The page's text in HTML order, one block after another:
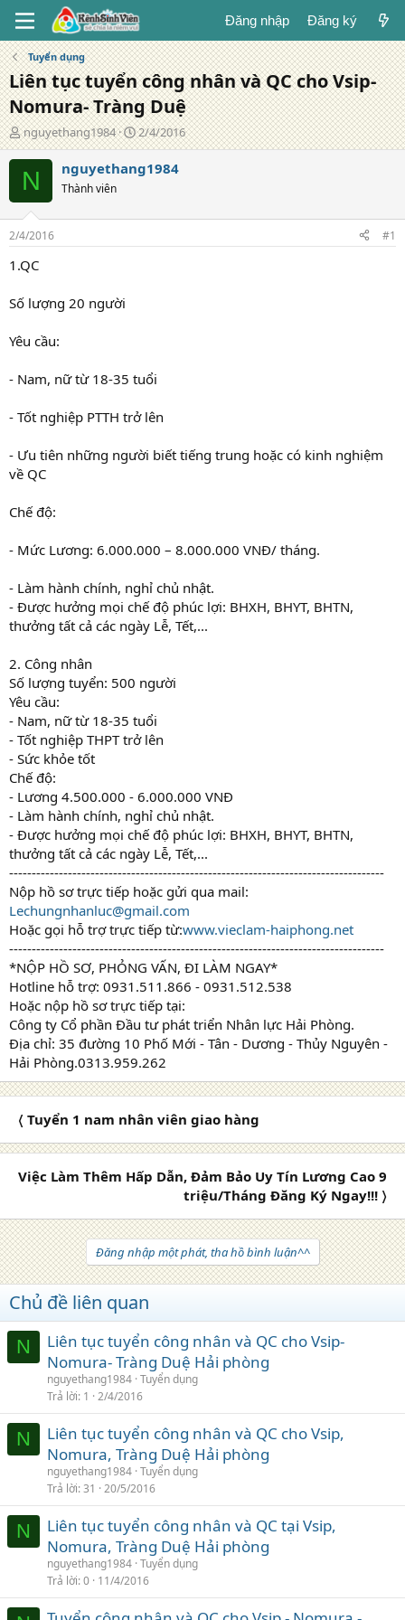
Đăng nhập Đăng ký
Tuyển dụng
Liên tục tuyển công nhân và QC cho Vsip-
Nomura- Tràng Duệ
T
á
c
g
ả
nguyethang1984
N
g
à
y
g
2/4/2016
N nguyethang1984
Thành viên
2/4/2016 #1
1.QC
Số lượng 20 người
Yêu cầu:
- Nam, nữ từ 18-35 tuổi
- Tốt nghiệp PTTH trở lên
- Ưu tiên những người biết tiếng trung hoặc có kinh nghiệm
về QC
Chế độ:
- Mức Lương: 6.000.000 – 8.000.000 VNĐ/ tháng.
- Làm hành chính, nghỉ chủ nhật.
- Được hưởng mọi chế độ phúc lợi: BHXH, BHYT, BHTN,
thưởng tất cả các ngày Lễ, Tết,...
2. Công nhân
Số lượng tuyển: 500 người
Yêu cầu:
- Nam, nữ từ 18-35 tuổi
- Tốt nghiệp THPT trở lên
- Sức khỏe tốt
Chế độ:
- Lương 4.500.000 - 6.000.000 VNĐ
- Làm hành chính, nghỉ chủ nhật.
- Được hưởng mọi chế độ phúc lợi: BHXH, BHYT, BHTN,
thưởng tất cả các ngày Lễ, Tết,...
-----------------------------------------------------------------------------------
Nộp hồ sơ trực tiếp hoặc gửi qua mail:
Lechungnhanluc@gmail.com
Hoặc gọi hỗ trợ trực tiếp từ:www.vieclam-haiphong.net
-----------------------------------------------------------------------------------
*NỘP HỒ SƠ, PHỎNG VẤN, ĐI LÀM NGAY*
Hotline hỗ trợ: 0931.511.866 - 0931.512.538
Hoặc nộp hồ sơ trực tiếp tại:
Công ty Cổ phần Đầu tư phát triển Nhân lực Hải Phòng.
Địa chỉ: 35 đường 10 Phố Mới - Tân - Dương - Thủy Nguyên -
Hải Phòng.0313.959.262
〈 Tuyển 1 nam nhân viên giao hàng
Việc Làm Thêm Hấp Dẫn, Đảm Bảo Uy Tín Lương Cao 9
triệu/Tháng Đăng Ký Ngay!!! 〉
Đăng nhập một phát, tha hồ bình luận^^
Chủ đề liên quan
N
Liên tục tuyển công nhân và QC cho Vsip-
Nomura- Tràng Duệ Hải phòng
nguyethang1984 Tuyển dụng
Trả lời 1 2/4/2016
N
Liên tục tuyển công nhân và QC cho Vsip,
Nomura, Tràng Duệ Hải phòng
nguyethang1984 Tuyển dụng
Trả lời 31 20/5/2016
N
Liên tục tuyển công nhân và QC tại Vsip,
Nomura, Tràng Duệ Hải phòng
nguyethang1984 Tuyển dụng
Trả lời 0 11/4/2016